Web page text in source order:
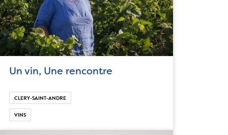
Un vin, Une rencontre
CLERY-SAINT-ANDRE
VINS